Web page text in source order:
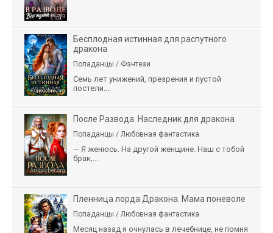
Бесплодная истинная для распутного
дракона
Попаданцы / Фэнтези
Семь лет унижений, презрения и пустой
постели....
После Развода. Наследник для дракона
Попаданцы / Любовная фантастика
— Я женюсь. На другой женщине. Наш с тобой
брак,...
Пленница лорда Дракона. Мама поневоле
Попаданцы / Любовная фантастика
Месяц назад я очнулась в лечебнице, не помня